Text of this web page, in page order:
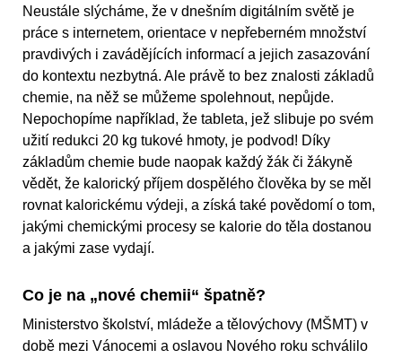
Neustále slýcháme, že v dnešním digitálním světě je
práce s internetem, orientace v nepřeberném množství
pravdivých i zavádějících informací a jejich zasazování
do kontextu nezbytná. Ale právě to bez znalosti základů
chemie, na něž se můžeme spolehnout, nepůjde.
Nepochopíme například, že tableta, jež slibuje po svém
užití redukci 20 kg tukové hmoty, je podvod! Díky
základům chemie bude naopak každý žák či žákyně
vědět, že kalorický příjem dospělého člověka by se měl
rovnat kalorickému výdeji, a získá také povědomí o tom,
jakými chemickými procesy se kalorie do těla dostanou
a jakými zase vydají.
Co je na „nové chemii“ špatně?
Ministerstvo školství, mládeže a tělovýchovy (MŠMT) v
době mezi Vánocemi a oslavou Nového roku schválilo